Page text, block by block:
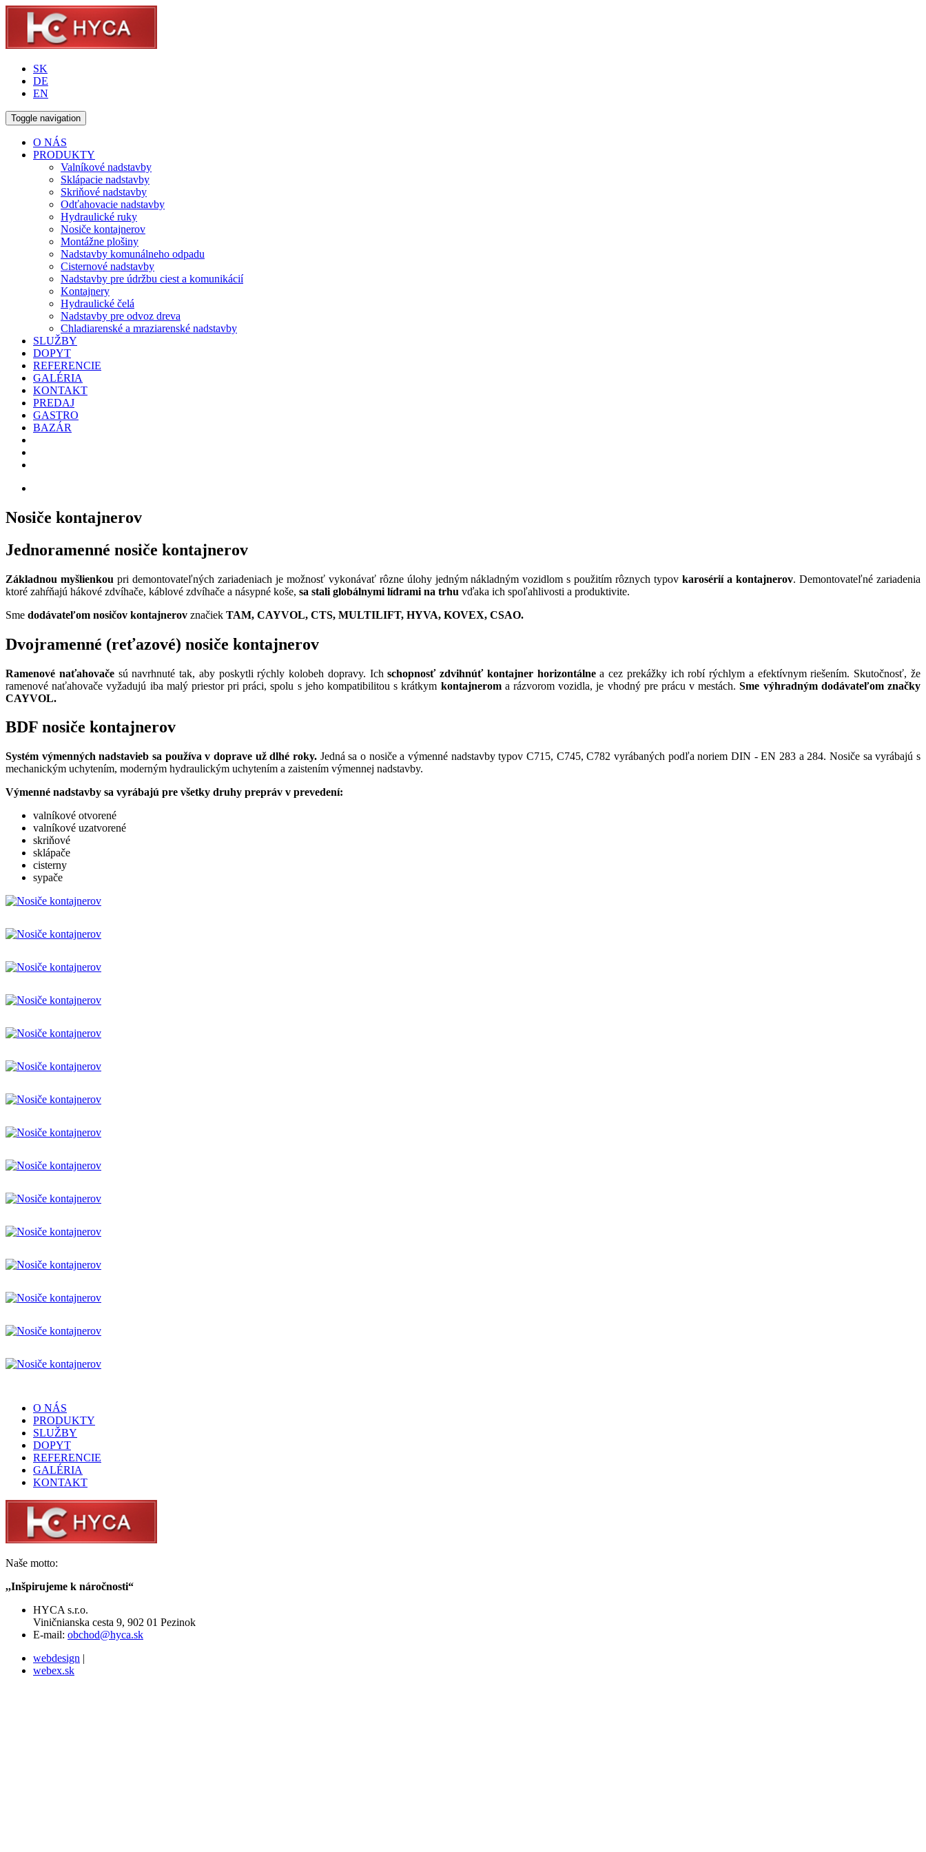
SK
DE
EN
Toggle navigation
O NÁS
PRODUKTY
Valníkové nadstavby
Sklápacie nadstavby
Skriňové nadstavby
Odťahovacie nadstavby
Hydraulické ruky
Nosiče kontajnerov
Montážne plošiny
Nadstavby komunálneho odpadu
Cisternové nadstavby
Nadstavby pre údržbu ciest a komunikácií
Kontajnery
Hydraulické čelá
Nadstavby pre odvoz dreva
Chladiarenské a mraziarenské nadstavby
SLUŽBY
DOPYT
REFERENCIE
GALÉRIA
KONTAKT
PREDAJ
GASTRO
BAZÁR
Nosiče kontajnerov
Jednoramenné nosiče kontajnerov
Základnou myšlienkou pri demontovateľných zariadeniach je možnosť vykonávať rôzne úlohy jedným nákladným vozidlom s použitím rôznych typovkarosérií a kontajnerov. Demontovateľné zariadenia
ktoré zahŕňajú hákové zdvíhače, káblové zdvíhače a násypné koše, sa stali globálnymi lídrami na trhu vďaka ich spoľahlivosti a produktivite.
Sme dodávateľom nosičov kontajnerov značiek TAM, CAYVOL, CTS, MULTILIFT, HYVA, KOVEX, CSAO.
Dvojramenné (reťazové) nosiče kontajnerov
Ramenové naťahovačesú navrhnuté tak, aby poskytli rýchly kolobeh dopravy. Ichschopnosť zdvihnúť kontajner horizontálnea cez prekážky ich robí rýchlym a efektívnym riešením. Skutočnosť, že
ramenové naťahovače vyžadujú iba malý priestor pri práci, spolu s jeho kompatibilitou s krátkym kontajneroma rázvorom vozidla, je vhodný pre prácu v mestách.Sme výhradným dodávateľom značky
CAYVOL.
BDF nosiče kontajnerov
Systém výmenných nadstavieb sa používa v doprave už dlhé roky. Jedná sa o nosiče a výmenné nadstavby typov C715, C745, C782 vyrábaných podľa noriem DIN - EN 283 a 284. Nosiče sa vyrábajú s
mechanickým uchytením, moderným hydraulickým uchytením a zaistením výmennej nadstavby.
Výmenné nadstavby sa vyrábajú pre všetky druhy prepráv v prevedení:
valníkové otvorené
valníkové uzatvorené
skriňové
sklápače
cisterny
sypače
O NÁS
PRODUKTY
SLUŽBY
DOPYT
REFERENCIE
GALÉRIA
KONTAKT
Naše motto:
,,Inšpirujeme k náročnosti“
HYCA s.r.o.
Viničnianska cesta 9, 902 01 Pezinok
E-mail: obchod@hyca.sk
webdesign |
webex.sk